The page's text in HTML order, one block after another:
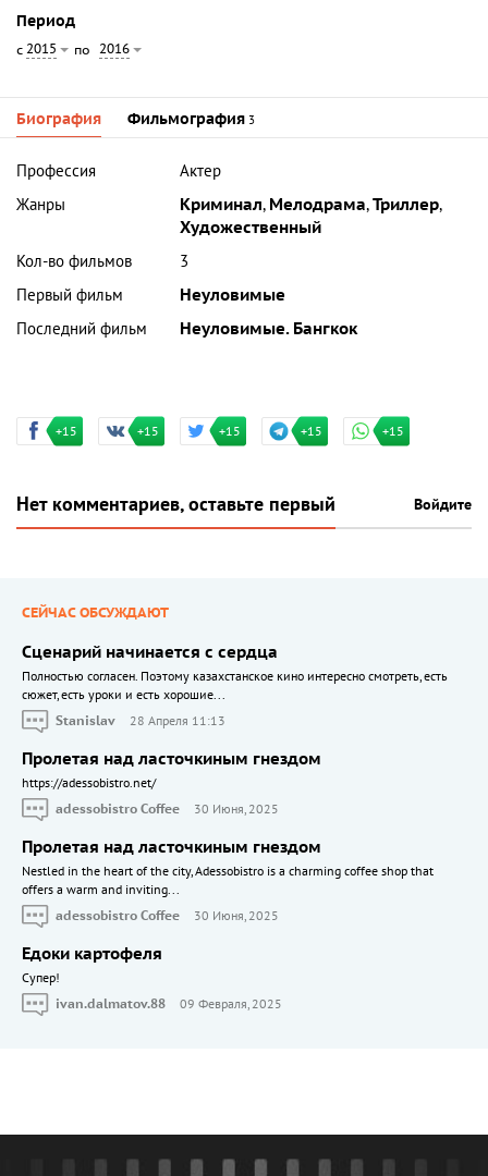
Период
с 2015 по 2016
Биография Фильмография 3
Профессия
Актер
Жанры
Криминал, Мелодрама,Триллер,
Художественный
Кол-во фильмов
3
Первый фильм
Неуловимые
Последний фильм
Неуловимые. Бангкок
+15 +15 +15 +15 +15
Нет комментариев, оставьте первый Войдите
СЕЙЧАС ОБСУЖДАЮТ
Сценарий начинается с сердца
Полностью согласен. Поэтому казахстанское кино интересно смотреть, есть
сюжет, есть уроки и есть хорошие...
Stanislav
28 Апреля 11:13
Пролетая над ласточкиным гнездом
https://adessobistro.net/
adessobistro Coffee
30 Июня, 2025
Пролетая над ласточкиным гнездом
Nestled in the heart of the city, Adessobistro is a charming coffee shop that
offers a warm and inviting...
adessobistro Coffee
30 Июня, 2025
Едоки картофеля
Cупер!
ivan.dalmatov.88
09 Февраля, 2025